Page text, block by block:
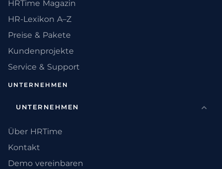
HRTime Magazin
HR-Lexikon A–Z
Preise & Pakete
Kundenprojekte
Service & Support
UNTERNEHMEN
UNTERNEHMEN
Über HRTime
Kontakt
Demo vereinbaren